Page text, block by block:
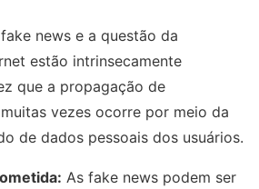
news e a questão da
estão intrinsecamente
que a propagação de
vezes ocorre por meio da
de dados pessoais dos usuários.
As fake news podem ser